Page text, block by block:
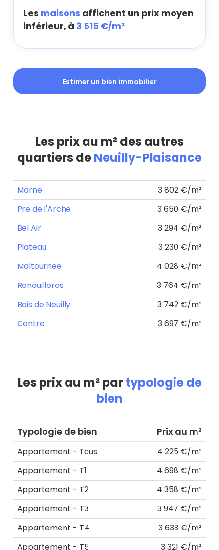
Les maisons affichent un prix moyen
inférieur, à 3 515 €/m²
Estimer un bien immobilier
Les prix au m² des autres
quartiers deNeuilly-Plaisance
Marne
3 802 €/m²
Pre de l'Arche
3 650 €/m²
Bel Air
3 294 €/m²
Plateau
3 230 €/m²
Maltournee
4 028 €/m²
Renouilleres
3 764 €/m²
Bois de Neuilly
3 742 €/m²
Centre
3 697 €/m²
Les prix au m² partypologie de
bien
Typologie de bien Prix au m²
Appartement - Tous
4 225 €/m²
Appartement - T1
4 698 €/m²
Appartement - T2
4 358 €/m²
Appartement - T3
3 947 €/m²
Appartement - T4
3 633 €/m²
Appartement - T5
3 321 €/m²